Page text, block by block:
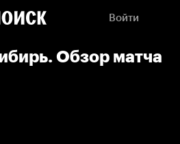
Войти
Обзор матча